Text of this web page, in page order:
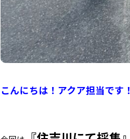
こんにちは！アクア担当です！